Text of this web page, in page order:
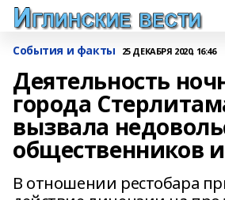
События и факты 25 ДЕКАБРЯ 2020, 16:46
Деятельность
города
вызвала
общественников
В отношении рестобара